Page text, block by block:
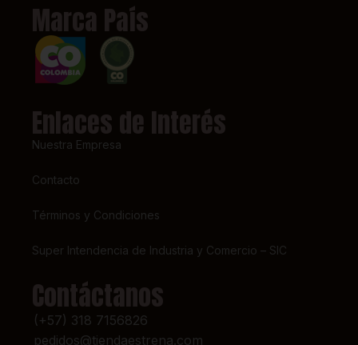
Marca País
Enlaces de Interés
Nuestra Empresa
Contacto
Términos y Condiciones
Super Intendencia de Industria y Comercio – SIC
Contáctanos
(+57) 318 7156826
pedidos@tiendaestrena.com